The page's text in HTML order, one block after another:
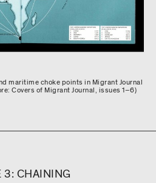
maritime choke points in Migrant Journal
Covers of Migrant Journal, issues 1–6)
3: CHAINING